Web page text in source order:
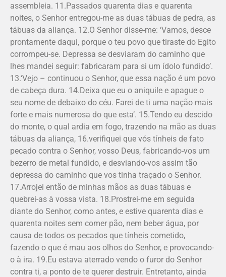
assembleia. 11.Passados quarenta dias e quarenta
noites, o Senhor entregou-me as duas tábuas de pedra, as
tábuas da aliança. 12.O Senhor disse-me: ‘Vamos, desce
prontamente daqui, porque o teu povo que tiraste do Egito
corrompeu-se. Depressa se desviaram do caminho que
lhes mandei seguir: fabricaram para si um ídolo fundido’.
13.‘Vejo – continuou o Senhor, que essa nação é um povo
de cabeça dura. 14.Deixa que eu o aniquile e apague o
seu nome de debaixo do céu. Farei de ti uma nação mais
forte e mais numerosa do que esta’. 15.Tendo eu descido
do monte, o qual ardia em fogo, trazendo na mão as duas
tábuas da aliança, 16.verifiquei que vós tínheis de fato
pecado contra o Senhor, vosso Deus, fabricando-vos um
bezerro de metal fundido, e desviando-vos assim tão
depressa do caminho que vos tinha traçado o Senhor.
17.Arrojei então de minhas mãos as duas tábuas e
quebrei-as à vossa vista. 18.Prostrei-me em seguida
diante do Senhor, como antes, e estive quarenta dias e
quarenta noites sem comer pão, nem beber água, por
causa de todos os pecados que tínheis cometido,
fazendo o que é mau aos olhos do Senhor, e provocando-
o à ira. 19.Eu estava aterrado vendo o furor do Senhor
contra ti, a ponto de te querer destruir. Entretanto, ainda